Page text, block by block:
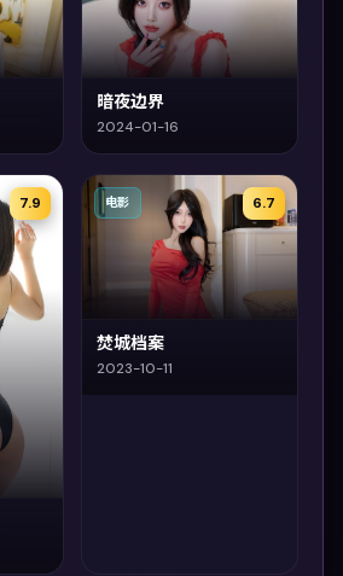
暗夜边界
2024-01-16
7.9 6.7
电影
焚城档案
2023-10-11